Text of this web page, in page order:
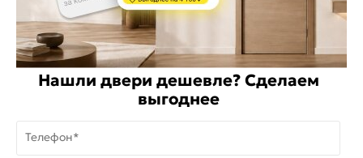
Оцените магазин
ИКС 1340
© 2010—2026 Склад Дверей 169.RU
Нашли двери дешевле? Сделаем
выгоднее
Телефон*